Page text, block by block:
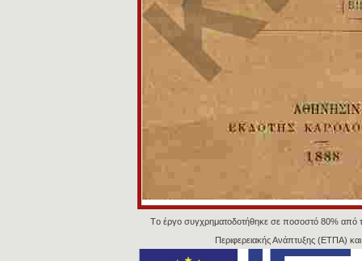
Tο έργο συγχρηματοδοτήθηκε σε ποσοστό 80%
Περιφερειακής Ανάπτυξης (ΕΤΠΑ)